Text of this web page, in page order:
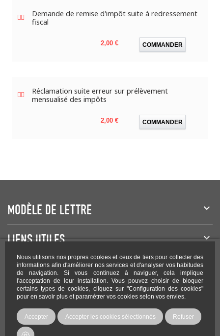
Nous utilisons nos propres cookies et ceux de tiers pour collecter des
informations afin d'améliorer nos services et d'analyser vos habitudes
de navigation. Si vous continuez à naviguer, cela implique
l'acceptation de leur installation. Vous pouvez choisir de bloquer
certains types de cookies, cliquez sur "Configuration des cookies"
pour en savoir plus et paramétrer vos cookies selon vos envies.
Accepter Accepter les cookies sélectionnés Refuser
Demande de remise d'impôt suite à redressement
fiscal
Prix
2,00 € COMMANDER
Réclamation suite erreur sur prélèvement
mensualisé des impôts
Prix
2,00 € COMMANDER
MODÈLE DE LETTRE
LIENS UTILES
NEWSLETTER